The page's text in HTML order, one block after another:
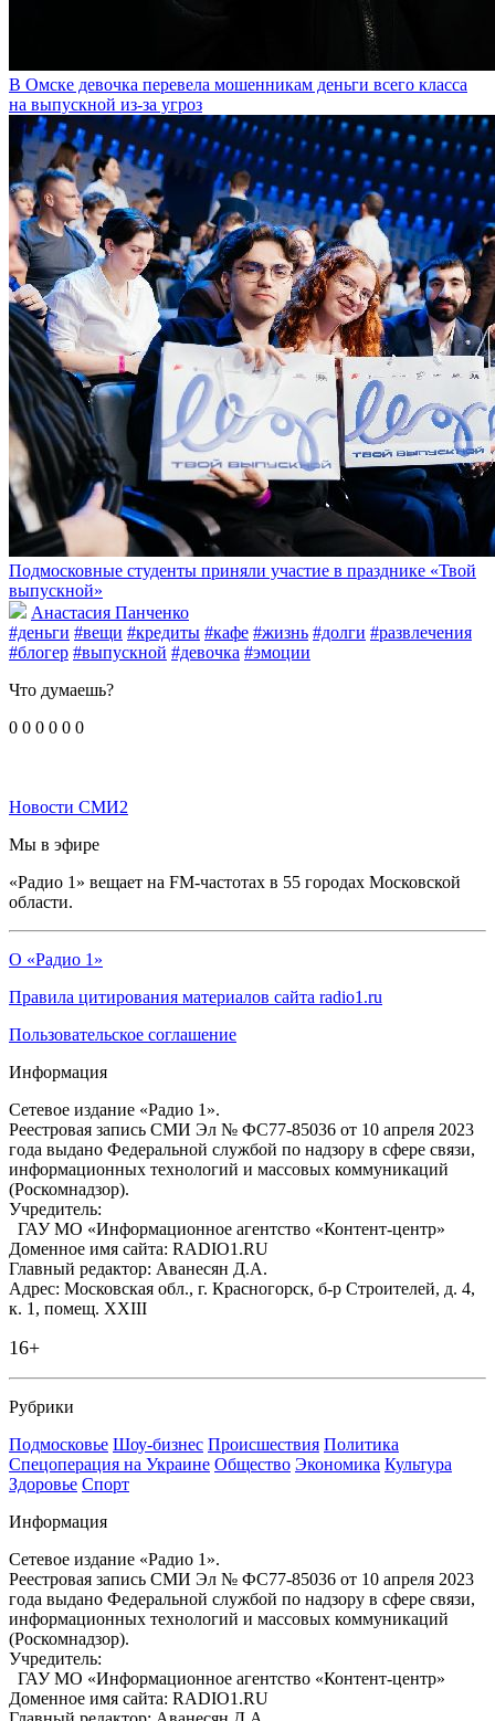
В Омске девочка перевела мошенникам деньги всего класса
на выпускной из-за угроз
Подмосковные студенты приняли участие в празднике «Твой
выпускной»
Анастасия Панченко
#деньги #вещи #кредиты #кафе #жизнь #долги #развлечения
#блогер #выпускной #девочка #эмоции
Что думаешь?
0 0 0 0 0 0
Новости СМИ2
Мы в эфире
«Радио 1» вещает на FM-частотах в 55 городах Московской
области.
О «Радио 1»
Правила цитирования материалов сайта radio1.ru
Пользовательское соглашение
Информация
Сетевое издание «Радио 1».
Реестровая запись СМИ Эл № ФС77-85036 от 10 апреля 2023
года выдано Федеральной службой по надзору в сфере связи,
информационных технологий и массовых коммуникаций
(Роскомнадзор).
Учредитель:
ГАУ МО «Информационное агентство «Контент-центр»
Доменное имя сайта: RADIO1.RU
Главный редактор: Аванесян Д.А.
Адрес: Московская обл., г. Красногорск, б-р Строителей, д. 4,
к. 1, помещ. XXIII
16+
Рубрики
Подмосковье Шоу-бизнес Происшествия Политика
Спецоперация на Украине Общество Экономика Культура
Здоровье Спорт
Информация
Сетевое издание «Радио 1».
Реестровая запись СМИ Эл № ФС77-85036 от 10 апреля 2023
года выдано Федеральной службой по надзору в сфере связи,
информационных технологий и массовых коммуникаций
(Роскомнадзор).
Учредитель:
ГАУ МО «Информационное агентство «Контент-центр»
Доменное имя сайта: RADIO1.RU